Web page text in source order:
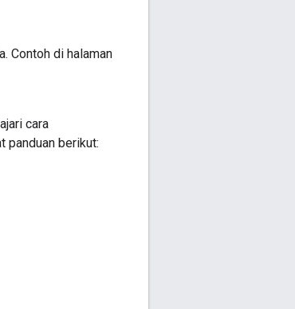
Contoh di halaman
cara
panduan berikut: